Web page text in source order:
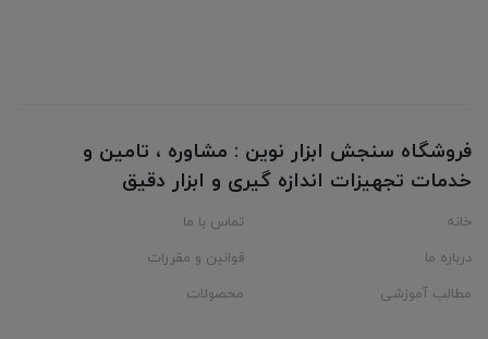
فروشگاه سنجش ابزار نوین : مشاوره ، تامین و
خدمات تجهیزات اندازه گیری و ابزار دقیق
خانه
تماس با ما
درباره ما
قوانین و مقررات
مطالب آموزشی
محصولات